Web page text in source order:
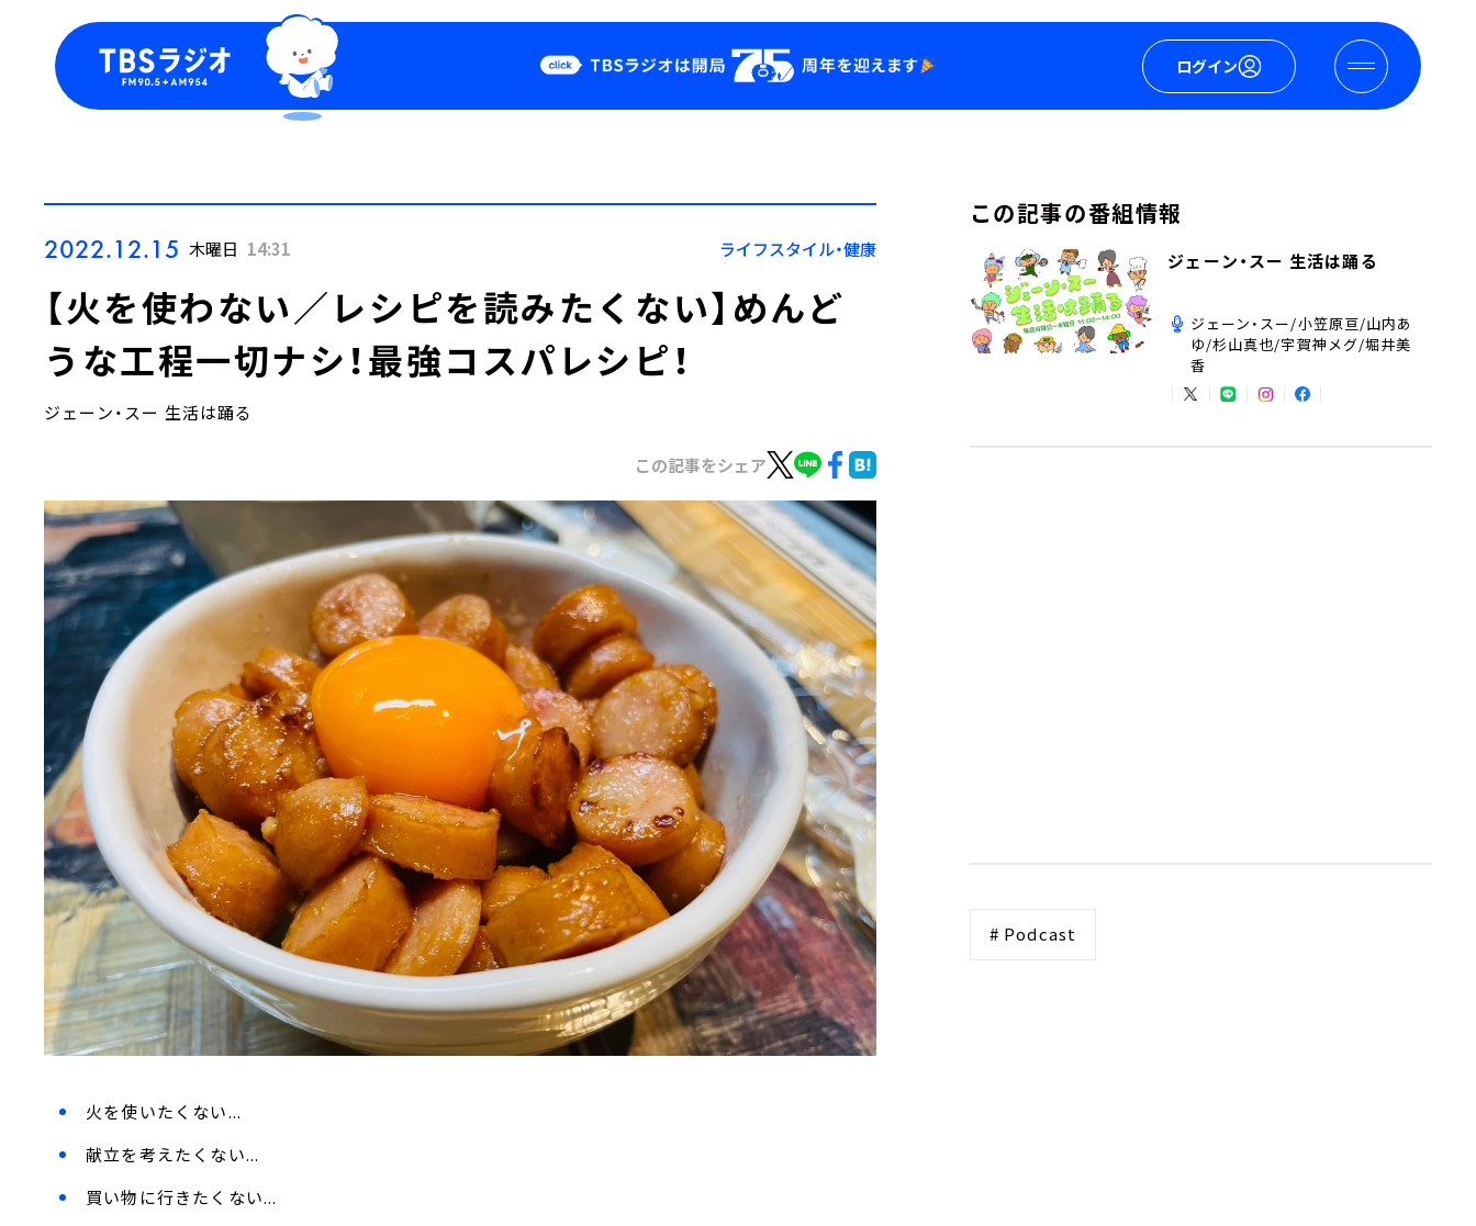
ログイン
Podcast
YouTube
会社情報
2022.12.15 木曜日 14:31 ライフスタイル・健康
【火を使わない／レシピを読みたくない】めんど
うな工程一切ナシ！最強コスパレシピ！
ジェーン・スー 生活は踊る
この記事をシェア
火を使いたくない...
献立を考えたくない...
買い物に行きたくない...
この記事の番組情報
ジェーン・スー 生活は踊る
ジェーン・スー/小笠原亘/山内あ
ゆ/杉山真也/宇賀神メグ/堀井美
香
# Podcast